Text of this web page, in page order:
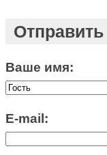
Ваше имя:
E-mail: